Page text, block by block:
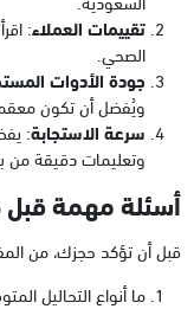
تقييمات العملاء:
الصحي.
جودة الأدوات
ويُفضل أن تكون
سرعة الاستجابة:
وتعليمات دقيقة من
أسئلة مهمة قبل
قبل أن تؤكد حجزك، من
ما أنواع التحاليل